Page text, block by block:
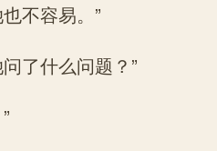
不容易。”
了什么问题？”